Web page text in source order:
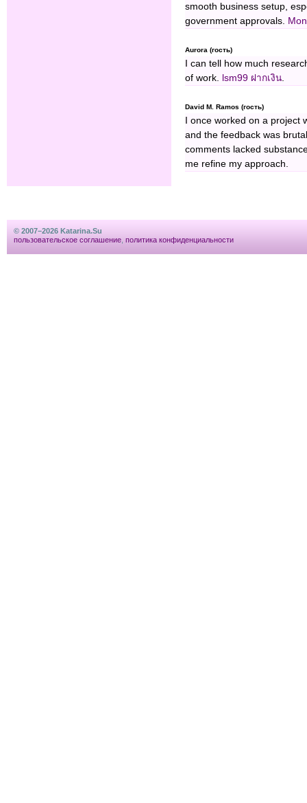
smooth business setup,
government approvals.
Aurora (гость)
I can tell how much
of work. lsm99 ฝากเงิน
David M. Ramos (гость)
I once worked on a project
and the feedback was
comments lacked
me refine my approach.
© 2007–2026 Katarina.Su
пользовательское соглашение политика конфиденциальности